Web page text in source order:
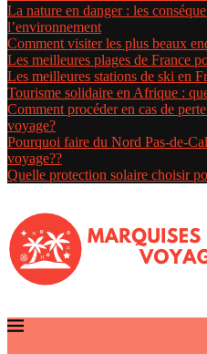
La nature en danger : les
l’environnement
Comment visiter les plus beaux
Les meilleures plages de France
Les meilleures stations de ski en
Tourisme solidaire en Afrique :
Comment procéder en cas de
voyage?
Pourquoi faire du Nord Pas-de-
voyage??
Quelle protection solaire choisir